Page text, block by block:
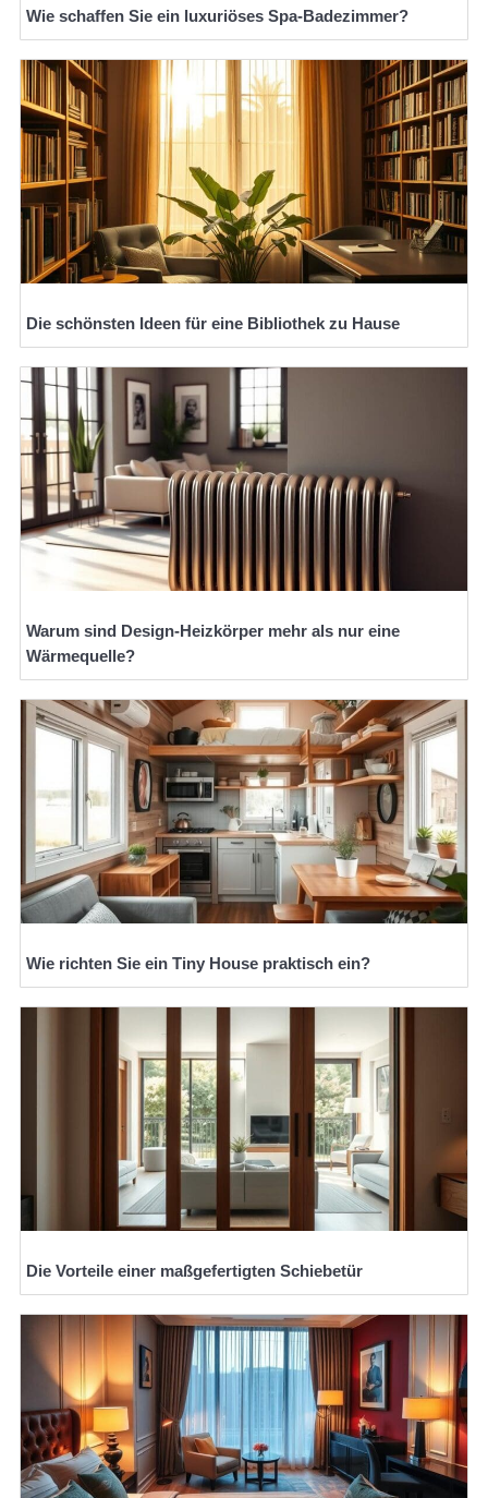
Wie schaffen Sie ein luxuriöses Spa-Badezimmer?
Die schönsten Ideen für eine Bibliothek zu Hause
Warum sind Design-Heizkörper mehr als nur eine
Wärmequelle?
Wie richten Sie ein Tiny House praktisch ein?
Die Vorteile einer maßgefertigten Schiebetür